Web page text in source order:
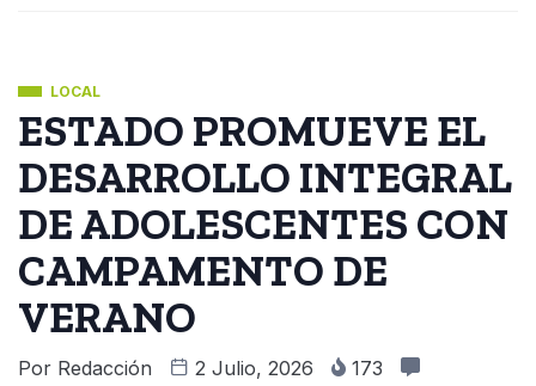
LOCAL
ESTADO PROMUEVE EL
DESARROLLO INTEGRAL
DE ADOLESCENTES CON
CAMPAMENTO DE
VERANO
Por Redacción 2 Julio, 2026
173